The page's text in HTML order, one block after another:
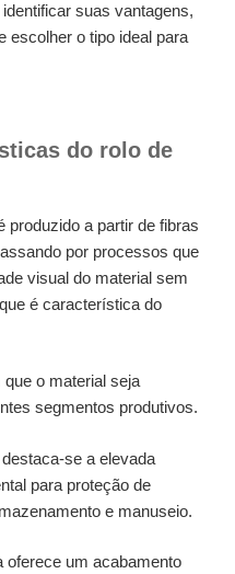
suas vantagens,
escolher o tipo ideal para
do rolo de
produzido a partir de fibras
por processos que
visual do material sem
é característica do
o material seja
segmentos produtivos.
se a elevada
para proteção de
e manuseio.
oferece um acabamento